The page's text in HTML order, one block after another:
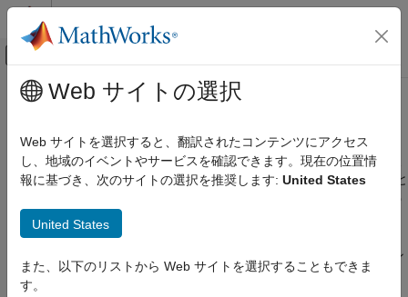
コンテンツへスキップ
オフキャンバス ナビゲーション メ
ドキュメンテーションのホーム
Parallel Computing Toolbox
GPU コンピューティング
項目一覧
クライアント CPU および GPU
メインコンテンツ
GPU 上の乱数ストリーム
乱数発生関数rand、randiおよびrandn が GPU 上での計算に使
用する発生器の既定の設定は、CPU 上での計算に使用する設定と
は異なります。GPU と CPU で再現可能な乱数列を生成するよう
に、乱数発生器の動作を変更できます。
セッション
における GPU および CPU の既定の設定をまとめています。
Web サイトの選択
Web サイトを選択すると、翻訳されたコンテンツにアクセス
し、地域のイベントやサービスを確認できます。現在の位置情
報に基づき、次のサイトの選択を推奨します: United States
United States
また、以下のリストから Web サイトを選択することもできま
す。